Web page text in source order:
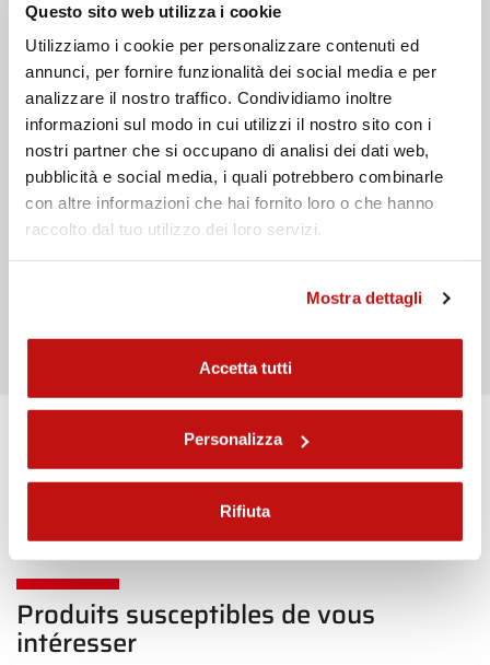
Questo sito web utilizza i cookie
Utilizziamo i cookie per personalizzare contenuti ed
annunci, per fornire funzionalità dei social media e per
analizzare il nostro traffico. Condividiamo inoltre
informazioni sul modo in cui utilizzi il nostro sito con i
nostri partner che si occupano di analisi dei dati web,
pubblicità e social media, i quali potrebbero combinarle
con altre informazioni che hai fornito loro o che hanno
raccolto dal tuo utilizzo dei loro servizi.
Mostra dettagli
Accetta tutti
Personalizza
Rifiuta
Téléphone
Message
J'ai lu lapolitique de confidentialité
Produits susceptibles de vous
intéresser